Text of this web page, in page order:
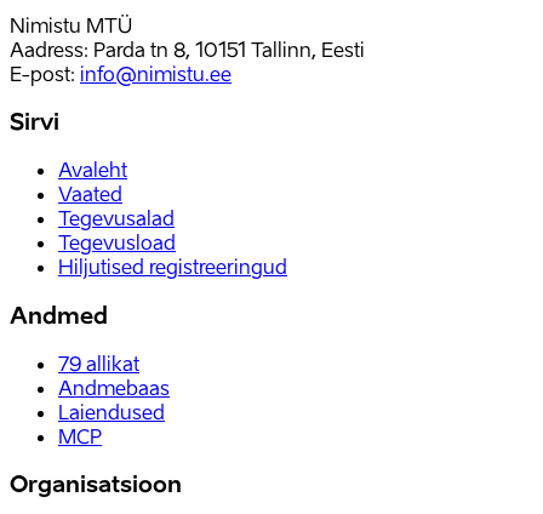
Nimistu MTÜ
Aadress: Parda tn 8, 10151 Tallinn, Eesti
E-post: info@nimistu.ee
Sirvi
Avaleht
Vaated
Tegevusalad
Tegevusload
Hiljutised registreeringud
Andmed
79 allikat
Andmebaas
Laiendused
MCP
Organisatsioon